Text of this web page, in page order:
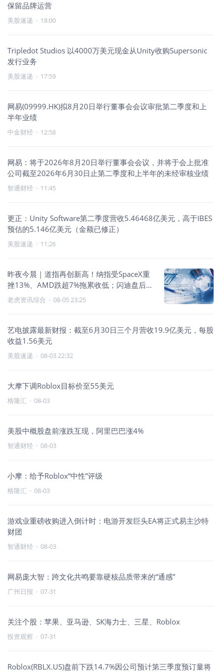
保留品牌运营
美股速递 · 18:00
Tripledot Studios 以4000万美元现金从Unity收购Supersonic
发行业务
美股速递 · 17:59
网易(09999.HK)拟8月20日举行董事会会议审批第二季度和上
半年业绩
中金财经 · 12:58
网易：将于2026年8月20日举行董事会会议，并将于会上批准
公司截至2026年6月30日止第二季度和上半年的未经审核业绩
智通财经 · 11:45
更正：Unity Software第二季度营收5.46468亿美元，高于IBES
预估的5.146亿美元（金额已修正）
美股速递 · 11:26
昨夜今晨｜道指再创新高！纳指受SpaceX重
挫13%、AMD跌超7%拖累收低；闪迪盘后跌
逾7%，AppLovin跌逾16%
老虎资讯综合 · 08-05 23:25
艺电披露最新财报：截至6月30日三个月营收19.9亿美元，每股
收益1.56美元
美股速递 · 08-03 22:32
大摩下调Roblox目标价至55美元
格隆汇 · 08-03
美股中概股盘前涨跌互现，阿里巴巴涨4%
智通财经 · 08-03
小摩：给予Roblox“中性”评级
格隆汇 · 08-03
游戏业重磅收购进入倒计时：电游开发巨头EA将正式易主沙特
财团
智通财经 · 08-03
网易庞大智：跨文化共鸣要靠硬核品质带来的“通感”
广州日报 · 07-31
关注个股：苹果、亚马逊、SK海力士、三星、Roblox
投资观察 · 07-31
Roblox(RBLX.US)盘前下跌14.7%因公司预计第三季度预订量将